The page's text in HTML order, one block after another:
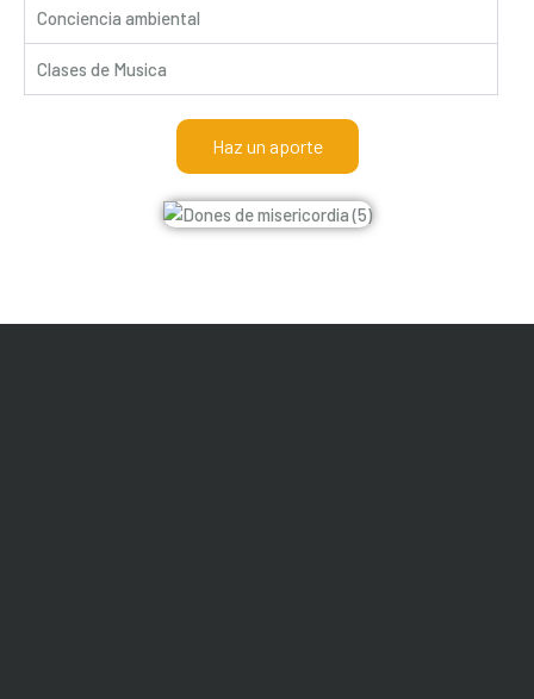
Conciencia ambiental
Clases de Musica
Haz un aporte